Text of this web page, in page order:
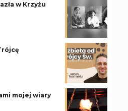
w Krzyżu
mojej wiary